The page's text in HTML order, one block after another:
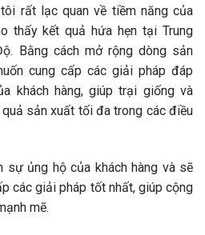
rất lạc quan về tiềm năng của
thấy kết quả hứa hẹn tại Trung
Bằng cách mở rộng dòng sản
cung cấp các giải pháp đáp
khách hàng, giúp trại giống và
sản xuất tối đa trong các điều
sự ủng hộ của khách hàng và sẽ
các giải pháp tốt nhất, giúp cộng
mẽ.